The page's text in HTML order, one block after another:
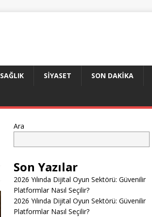
SAĞLIK SIYASET SON DAKIKA
Ara
Son Yazılar
2026 Yılında Dijital Oyun Sektörü: Güvenilir
Platformlar Nasıl Seçilir?
2026 Yılında Dijital Oyun Sektörü: Güvenilir
Platformlar Nasıl Seçilir?